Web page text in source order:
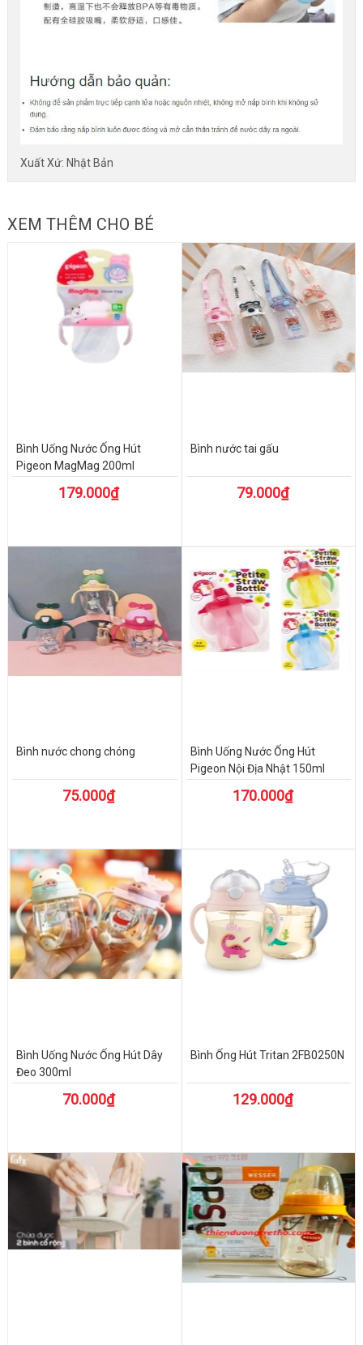
Xuất Xứ: Nhật Bản
XEM THÊM CHO BÉ
Bình Uống Nước Ống Hút
Pigeon MagMag 200ml
179.000₫
Bình nước tai gấu
79.000₫
Bình nước chong chóng
75.000₫
Bình Uống Nước Ống Hút
Pigeon Nội Địa Nhật 150ml
170.000₫
Bình Uống Nước Ống Hút Dây
Đeo 300ml
70.000₫
Bình Ống Hút Tritan 2FB0250N
129.000₫